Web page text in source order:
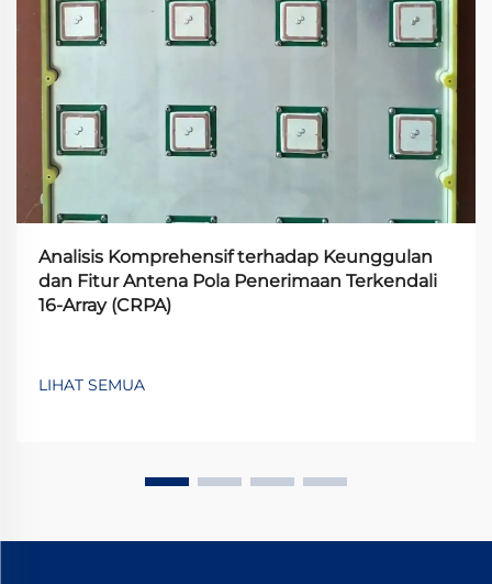
Analisis Komprehensif terhadap Keunggulan
dan Fitur Antena Pola Penerimaan Terkendali
16-Array (CRPA)
LIHAT SEMUA